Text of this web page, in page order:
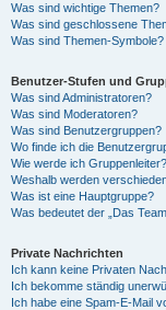
Was sind wichtige Themen?
Was sind geschlossene
Was sind Themen-Symbole?
Benutzer-Stufen und
Was sind Administratoren?
Was sind Moderatoren?
Was sind Benutzergruppen?
Wo finde ich die
Wie werde ich Gruppenleiter?
Weshalb werden
Was ist eine Hauptgruppe?
Was bedeutet der „Das
Private Nachrichten
Ich kann keine Privaten
Ich bekomme ständig
Ich habe eine Spam-E-Mail